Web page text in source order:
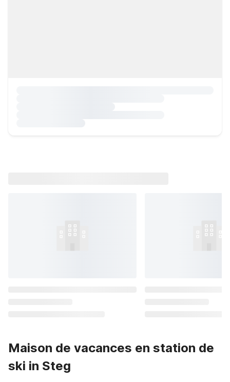
Maison de vacances en station de
ski in Steg